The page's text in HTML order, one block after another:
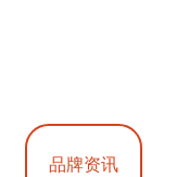
品牌资讯